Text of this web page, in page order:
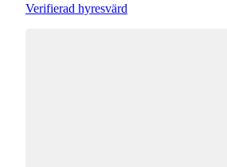
Verifierad hyresvärd